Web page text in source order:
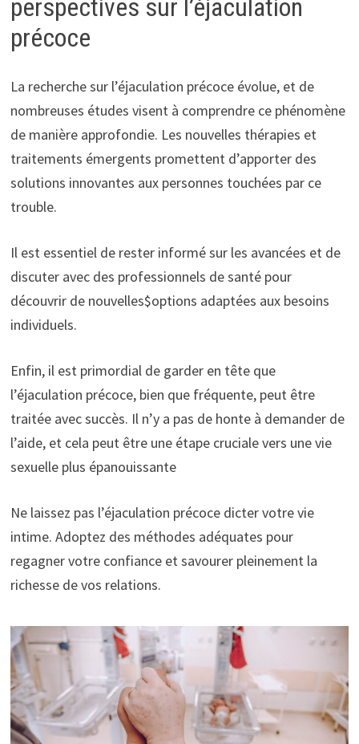
perspectives sur l’éjaculation
précoce
La recherche sur l’éjaculation précoce évolue, et de
nombreuses études visent à comprendre ce phénomène
de manière approfondie. Les nouvelles thérapies et
traitements émergents promettent d’apporter des
solutions innovantes aux personnes touchées par ce
trouble.
Il est essentiel de rester informé sur les avancées et de
discuter avec des professionnels de santé pour
découvrir de nouvelles$options adaptées aux besoins
individuels.
Enfin, il est primordial de garder en tête que
l’éjaculation précoce, bien que fréquente, peut être
traitée avec succès. Il n’y a pas de honte à demander de
l’aide, et cela peut être une étape cruciale vers une vie
sexuelle plus épanouissante
Ne laissez pas l’éjaculation précoce dicter votre vie
intime. Adoptez des méthodes adéquates pour
regagner votre confiance et savourer pleinement la
richesse de vos relations.